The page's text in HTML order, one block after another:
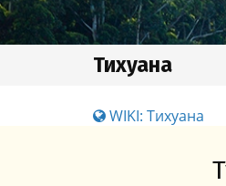
Тихуана
WIKI: Тихуана